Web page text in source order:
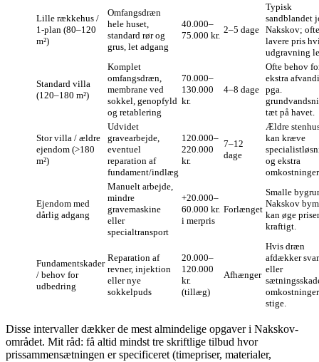
Lille rækkehus /
1-plan (80–120
m²)
Omfangsdræn
hele huset,
standard rør og
grus, let adgang
40.000–
75.000 kr.
2–5 dage
Typisk
sandblandet
Nakskov; ofte
lavere pris
udgravning
Standard villa
(120–180 m²)
Komplet
omfangsdræn,
membrane ved
sokkel, genopfyld
og retablering
70.000–
130.000
kr.
4–8 dage
Ofte behov
ekstra
pga.
tæt på havet.
Stor villa / ældre
ejendom (>180
m²)
Udvidet
gravearbejde,
eventuel
reparation af
fundament/indlæg
120.000–
220.000
kr.
7–12
dage
Ældre
kan kræve
og ekstra
Ejendom med
dårlig adgang
Manuelt arbejde,
mindre
gravemaskine
eller
specialtransport
+20.000–
60.000 kr.
i merpris
Forlænget
Smalle
Nakskov
kan øge
kraftigt.
Fundamentskader
/ behov for
udbedring
Reparation af
revner, injektion
eller nye
sokkelpuds
20.000–
120.000
kr.
(tillæg)
Afhænger
Hvis dræn
afdækker
eller
omkostninger
stige.
Disse intervaller dækker de mest almindelige opgaver i Nakskov-
området. Mit råd: få altid mindst tre skriftlige tilbud hvor
prissammensætningen er specificeret (timepriser, materialer,